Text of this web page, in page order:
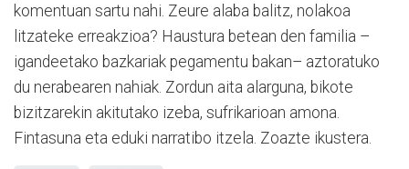
komentuan sartu nahi. Zeure alaba balitz, nolakoa
litzateke erreakzioa? Haustura betean den familia –
igandeetako bazkariak pegamentu bakan– aztoratuko
du nerabearen nahiak. Zordun aita alarguna, bikote
bizitzarekin akitutako izeba, sufrikarioan amona.
Fintasuna eta eduki narratibo itzela. Zoazte ikustera.